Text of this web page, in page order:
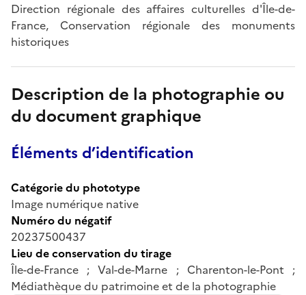
Direction régionale des affaires culturelles d'Île-de-
France, Conservation régionale des monuments
historiques
Description de la photographie ou
du document graphique
Éléments d’identification
Catégorie du phototype
Image numérique native
Numéro du négatif
20237500437
Lieu de conservation du tirage
Île-de-France ; Val-de-Marne ; Charenton-le-Pont ;
Médiathèque du patrimoine et de la photographie